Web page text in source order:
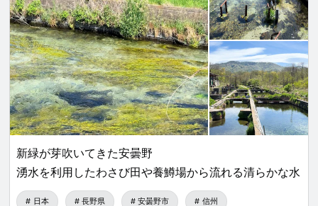
新緑が芽吹いてきた安曇野
湧水を利用したわさび田や養鱒場から流れる清らかな水
日本 長野県 安曇野市 信州